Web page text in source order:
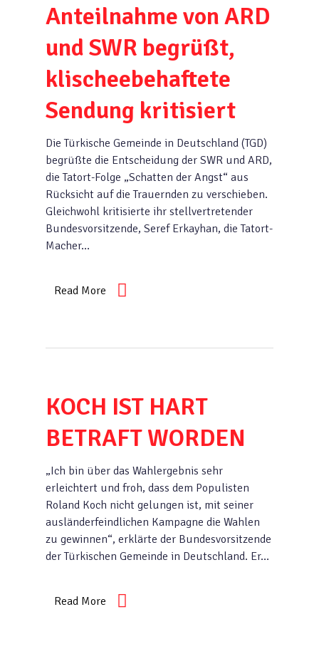
Anteilnahme von ARD
und SWR begrüßt,
klischeebehaftete
Sendung kritisiert
Die Türkische Gemeinde in Deutschland (TGD)
begrüßte die Entscheidung der SWR und ARD,
die Tatort-Folge „Schatten der Angst“ aus
Rücksicht auf die Trauernden zu verschieben.
Gleichwohl kritisierte ihr stellvertretender
Bundesvorsitzende, Seref Erkayhan, die Tatort-
Macher…
Read More
KOCH IST HART
BETRAFT WORDEN
„Ich bin über das Wahlergebnis sehr
erleichtert und froh, dass dem Populisten
Roland Koch nicht gelungen ist, mit seiner
ausländerfeindlichen Kampagne die Wahlen
zu gewinnen“, erklärte der Bundesvorsitzende
der Türkischen Gemeinde in Deutschland. Er…
Read More